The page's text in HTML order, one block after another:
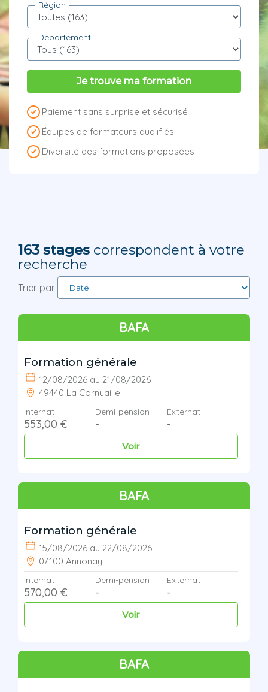
Région
Département
Je trouve ma formation
Paiement sans surprise et sécurisé
Équipes de formateurs qualifiés
Diversité des formations proposées
163 stages correspondent à votre
recherche
Trier par
BAFA
Formation générale
12/08/2026 au 21/08/2026
49440 La Cornuaille
Internat
553,00 €
Demi-pension
-
Externat
-
Voir
BAFA
Formation générale
15/08/2026 au 22/08/2026
07100 Annonay
Internat
570,00 €
Demi-pension
-
Externat
-
Voir
BAFA